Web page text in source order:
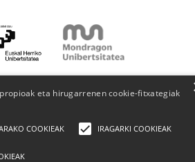
eta hirugarrenen cookie-fitxategiak
COOKIEAK IRAGARKI COOKIEAK